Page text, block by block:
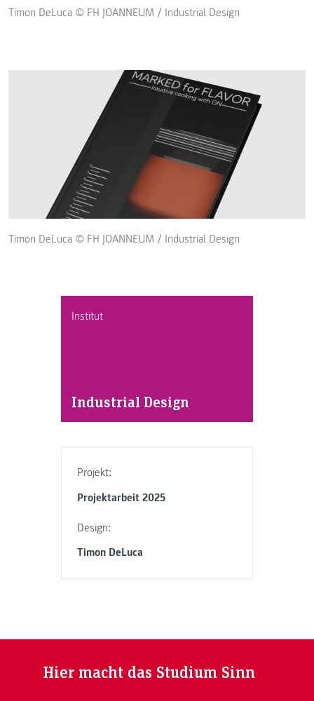
Institut
Industrial Design
Projekt:
Projektarbeit 2025
Design:
Timon DeLuca
Timon DeLuca © FH JOANNEUM / Industrial Design
Timon DeLuca © FH JOANNEUM / Industrial Design
Hier macht das Studium Sinn